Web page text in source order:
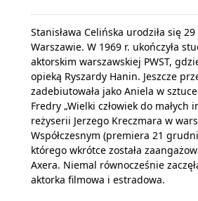
Stanisława Celińska urodziła się
Warszawie. W 1969 r. ukończyła
aktorskim warszawskiej PWST,
opieką Ryszardy Hanin. Jeszcze
zadebiutowała jako Aniela w
Fredry „Wielki człowiek do małych
reżyserii Jerzego Kreczmara w
Współczesnym (premiera 21
którego wkrótce została
Axera. Niemal równocześnie
aktorka filmowa i estradowa.